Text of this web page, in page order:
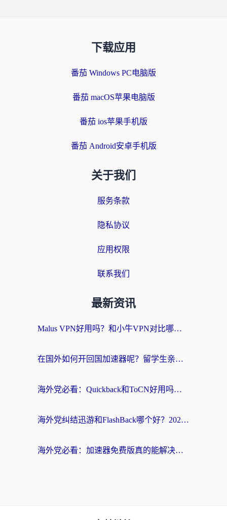
下载应用
番茄 Windows PC电脑版
番茄 macOS苹果电脑版
番茄 ios苹果手机版
番茄 Android安卓手机版
关于我们
服务条款
隐私协议
应用权限
联系我们
最新资讯
Malus VPN好用吗？和小牛VPN对比哪个回国效果更好？海外党亲测实用指南
在国外如何开回国加速器呢？留学生亲测的无缝访问国内资源指南
海外党必看：Quickback和ToCN好用吗？3分钟选对回国加速器的实用指南
海外党纠结迅游和FlashBack哪个好？2026实用指南教你选对回国加速器
海外党必看：加速器免费版真的能解决回国访问难题吗？附实用选择指南